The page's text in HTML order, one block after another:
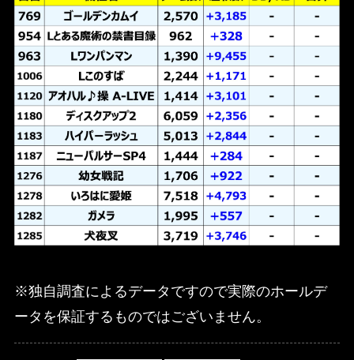
※独自調査によるデータですので実際のホールデ
ータを保証するものではございません。